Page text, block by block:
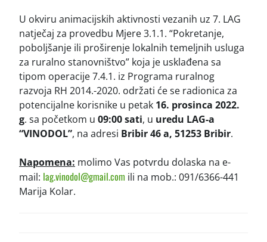
U okviru animacijskih aktivnosti vezanih uz 7. LAG
natječaj za provedbu Mjere 3.1.1. “Pokretanje,
poboljšanje ili proširenje lokalnih temeljnih usluga
za ruralno stanovništvo” koja je usklađena sa
tipom operacije 7.4.1. iz Programa ruralnog
razvoja RH 2014.-2020. održati će se radionica za
potencijalne korisnike u petak 16. prosinca 2022.
g. sa početkom u 09:00 sati, u uredu LAG-a
“VINODOL”, na adresi Bribir 46 a, 51253 Bribir.
Napomena: molimo Vas potvrdu dolaska na e-
mail: lag.vinodol@gmail.com ili na mob.: 091/6366-441
Marija Kolar.